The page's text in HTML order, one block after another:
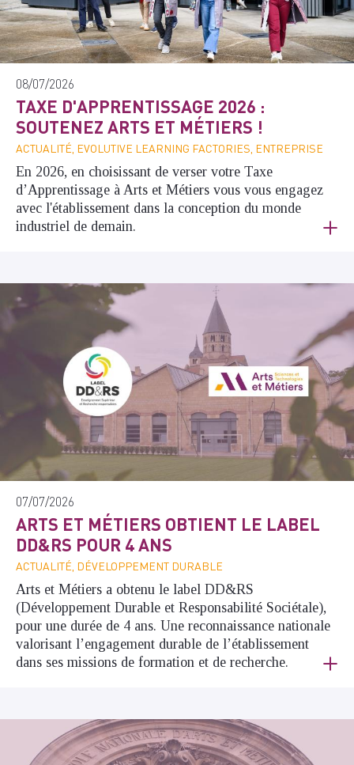
08/07/2026
TAXE D'APPRENTISSAGE 2026 :
SOUTENEZ ARTS ET MÉTIERS !
ACTUALITÉ, EVOLUTIVE LEARNING FACTORIES, ENTREPRISE
En 2026, en choisissant de verser votre Taxe
d’Apprentissage à Arts et Métiers vous vous engagez
avec l'établissement dans la conception du monde
industriel de demain.
07/07/2026
ARTS ET MÉTIERS OBTIENT LE LABEL
DD&RS POUR 4 ANS
ACTUALITÉ, DÉVELOPPEMENT DURABLE
Arts et Métiers a obtenu le label DD&RS
(Développement Durable et Responsabilité Sociétale),
pour une durée de 4 ans. Une reconnaissance nationale
valorisant l’engagement durable de l’établissement
dans ses missions de formation et de recherche.